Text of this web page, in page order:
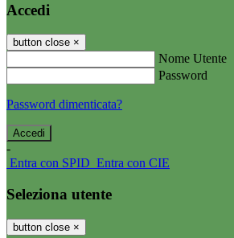
Accedi
button close ×
Nome Utente
Password
Password dimenticata?
-
Entra con SPID Entra con CIE
Seleziona utente
button close ×